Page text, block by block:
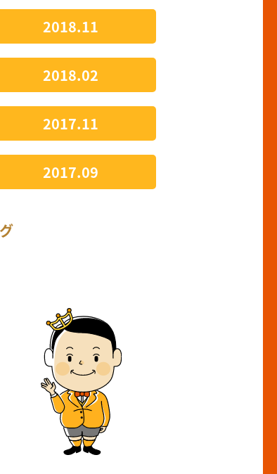
2018.11
2018.02
2017.11
2017.09